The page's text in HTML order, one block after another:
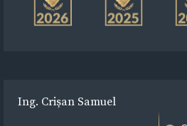
Ing. Crișan Samuel